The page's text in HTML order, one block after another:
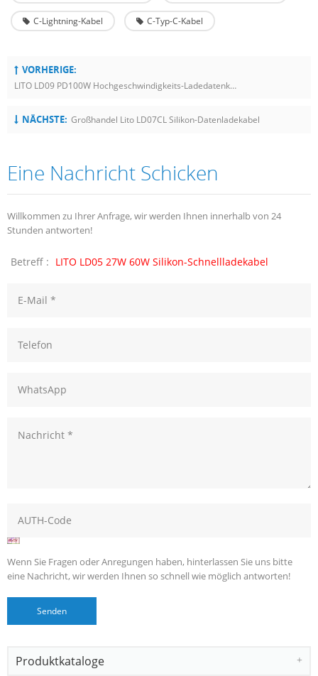
C-Lightning-Kabel C-Typ-C-Kabel
VORHERIGE:
LITO LD09 PD100W Hochgeschwindigkeits-Ladedatenkabel Mit Einzigartiger LED-Wattanzeige
NÄCHSTE: Großhandel Lito LD07CL Silikon-Datenladekabel
Eine Nachricht Schicken
Willkommen zu Ihrer Anfrage, wir werden Ihnen innerhalb von 24
Stunden antworten!
Betreff : LITO LD05 27W 60W Silikon-Schnellladekabel
Wenn Sie Fragen oder Anregungen haben, hinterlassen Sie uns bitte
eine Nachricht, wir werden Ihnen so schnell wie möglich antworten!
Produktkataloge